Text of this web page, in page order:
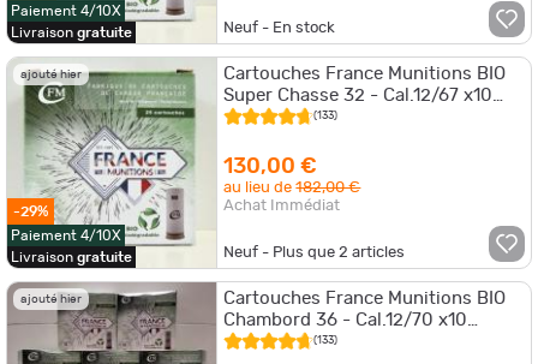
Paiement 4/10X
Livraison gratuite Neuf - En stock
ajouté hier
-29%
Paiement 4/10X
Livraison gratuite
Cartouches France Munitions BIO
Super Chasse 32 - Cal.12/67 x10
boites
(133)
130,00 €
au lieu de182,00 €
Achat Immédiat
Neuf - Plus que2 articles
ajouté hier
Cartouches France Munitions BIO
Chambord 36 - Cal.12/70 x10
boites
(133)